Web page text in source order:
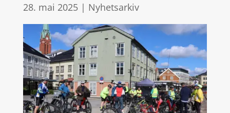
28. mai 2025| Nyhetsarkiv